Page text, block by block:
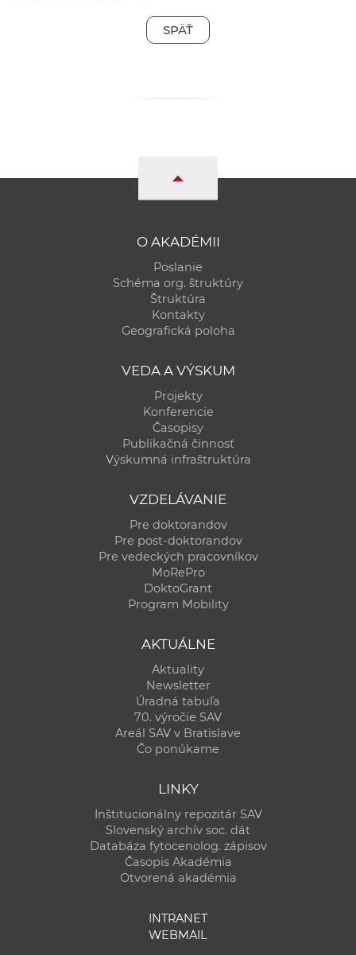
SPÄŤ
O AKADÉMII
Poslanie
Schéma org. štruktúry
Štruktúra
Kontakty
Geografická poloha
VEDA A VÝSKUM
Projekty
Konferencie
Časopisy
Publikačná činnosť
Výskumná infraštruktúra
VZDELÁVANIE
Pre doktorandov
Pre post-doktorandov
Pre vedeckých pracovníkov
MoRePro
DoktoGrant
Program Mobility
AKTUÁLNE
Aktuality
Newsletter
Úradná tabuľa
70. výročie SAV
Areál SAV v Bratislave
Čo ponúkame
LINKY
Inštitucionálny repozitár SAV
Slovenský archív soc. dát
Databáza fytocenolog. zápisov
Časopis Akadémia
Otvorená akadémia
INTRANET
WEBMAIL